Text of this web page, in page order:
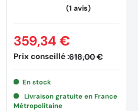
(1
Prix conseillé :618,00 €
359,34 €
En stock
Livraison gratuite en France
Métropolitaine